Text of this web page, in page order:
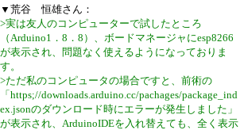
▼荒谷 恒雄さん：
>実は友人のコンピューターで試したところ
（Arduino1．8．8）、ボードマネージャにesp8266
が表示され、問題なく使えるようになっておりま
す。
>ただ私のコンピュータの場合ですと、前術の
「https;//downloads.arduino.cc/pachages/package_ind
ex.jsonのダウンロード時にエラーが発生しました」
が表示され、ArduinoIDEを入れ替えても、全く表示